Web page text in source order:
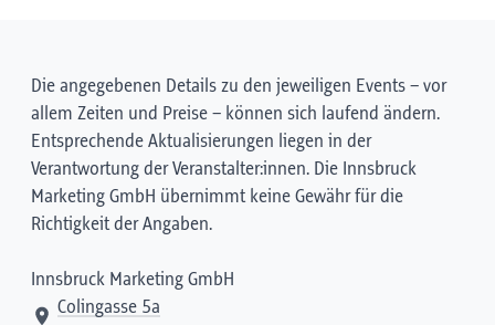
Die angegebenen Details zu den jeweiligen Events – vor
allem Zeiten und Preise – können sich laufend ändern.
Entsprechende Aktualisierungen liegen in der
Verantwortung der Veranstalter:innen. Die Innsbruck
Marketing GmbH übernimmt keine Gewähr für die
Richtigkeit der Angaben.
Innsbruck Marketing GmbH
Colingasse 5a